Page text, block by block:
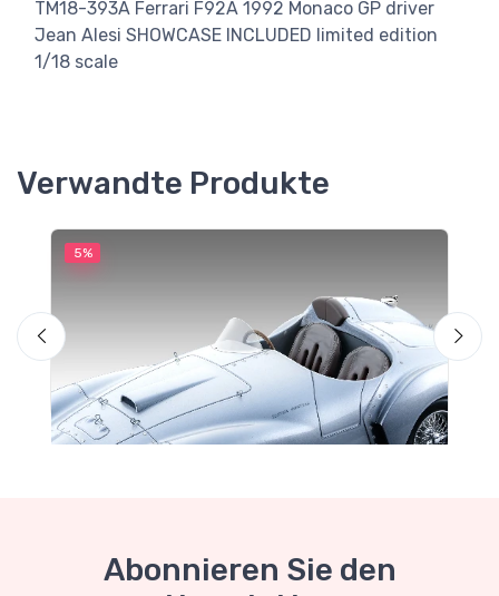
TM18-393A Ferrari F92A 1992 Monaco GP driver
Jean Alesi SHOWCASE INCLUDED limited edition
1/18 scale
Verwandte Produkte
5%
Abonnieren Sie den